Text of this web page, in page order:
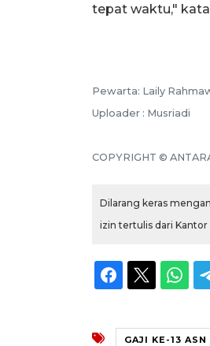
tepat waktu,"
Pewarta: Laily
Uploader : Musriadi
COPYRIGHT ©
Dilarang keras
izin tertulis dari Kantor
GAJI KE-13 ASN